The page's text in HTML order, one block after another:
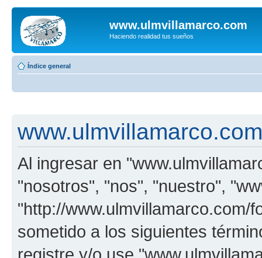
www.ulmvillamarco.com
Haciendo realidad tus sueños
Índice general
Al ingresar en
"nosotros", "nos", "nuestro",
"http://www.ulmvillamarco.com/
sometido a los siguientes